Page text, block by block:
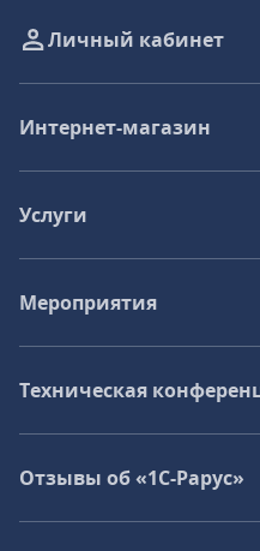
Личный кабинет
Интернет-магазин
Услуги
Мероприятия
Техническая
Отзывы об «1С-Рарус»